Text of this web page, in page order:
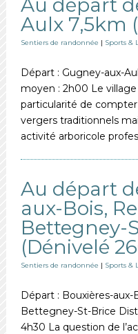
Au départ
Aulx 7,5km
Sentiers de randonnée | Sports &
Départ : Gugney-aux-
moyen : 2h00 Le
particularité de
vergers traditionnels
activité arboricole
Au départ
aux-Bois,
Bettegney-
(Dénivelé
Sentiers de randonnée | Sports &
Départ : Bouxières-aux-
Bettegney-St-Brice
4h30 La question de